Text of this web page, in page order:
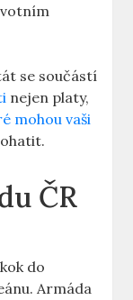
se součástí
nejen platy,
mohou vaši
ČR
do
Armáda